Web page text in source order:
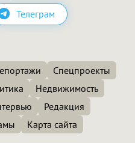
Телеграм
Спецпроекты
Недвижимость
Редакция
Карта сайта